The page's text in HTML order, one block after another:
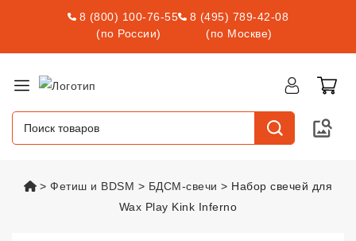
8 (800) 100-76-55
(по России)
8 (495) 789-42-08
(по Москве)
vsexshop.ru
Фетиш и BDSM БДСМ-свечи
Набор свечей для
Wax Play Kink Inferno